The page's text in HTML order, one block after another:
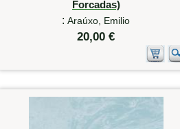
Forcadas)
:Araúxo, Emilio
20,00 €